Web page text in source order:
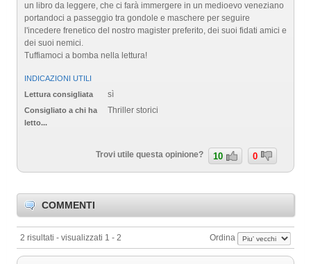
un libro da leggere, che ci farà immergere in un medioevo veneziano
portandoci a passeggio tra gondole e maschere per seguire
l'incedere frenetico del nostro magister preferito, dei suoi fidati amici e
dei suoi nemici.
Tuffiamoci a bomba nella lettura!
INDICAZIONI UTILI
Lettura consigliata
sì
Consigliato a chi ha
letto...
Thriller storici
Trovi utile questa opinione? 10 0
COMMENTI
2 risultati - visualizzati 1 - 2 Ordina